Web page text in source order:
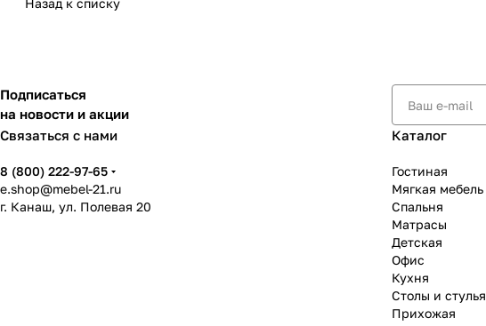
Назад к списку
Подписаться
на новости и акции
Связаться с нами
8 (800) 222-97-65
e.shop@mebel-21.ru
г. Канаш, ул. Полевая 20
Каталог
Гостиная
Мягкая мебель
Спальня
Матрасы
Детская
Офис
Кухня
Столы и стулья
Прихожая